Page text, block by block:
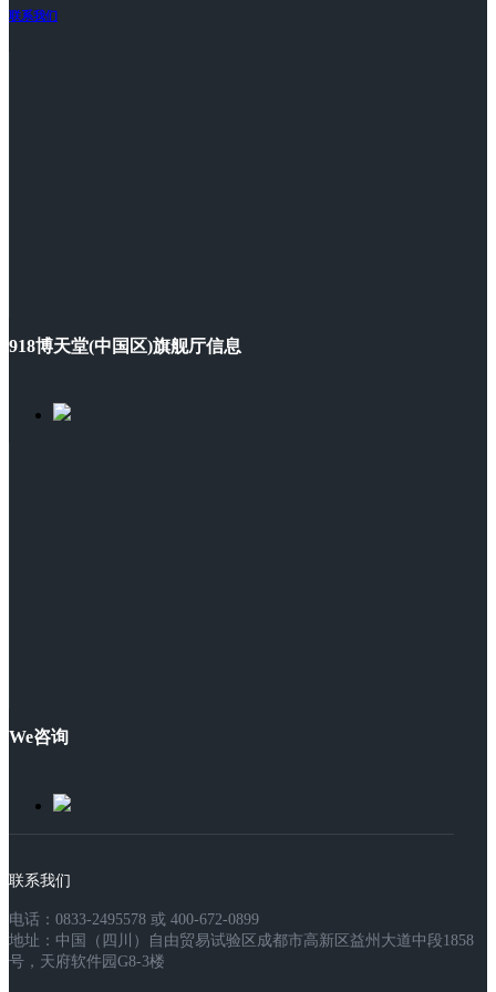
联系我们
918博天堂(中国区)旗舰厅信息
We咨询
联系我们
电话：0833-2495578 或 400-672-0899
地址：中国（四川）自由贸易试验区成都市高新区益州大道中段1858
号，天府软件园G8-3楼